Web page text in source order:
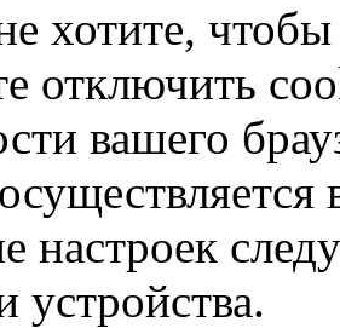
хотите,
отключить
вашего
настроек
устройства.